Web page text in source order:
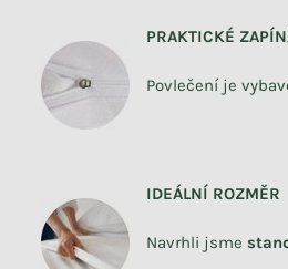
PRAKTICKÉ
Povlečení je
IDEÁLNÍ ROZMĚR
Navrhli jsme